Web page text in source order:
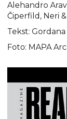
Alehandro
Čiperfild, Neri
Tekst:
Foto: MAPA